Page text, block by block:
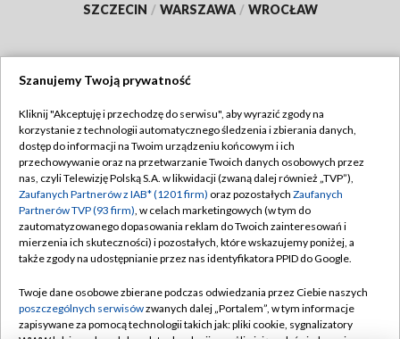
SZCZECIN / WARSZAWA / WROCŁAW
TVP
Abonament TVP
Emisja w TVP
Centrum informacji TVP
Naziemna Telewizja Cyfrowa
Rada Programowa
System NOS
Regulamin TVP
Polityka prywatności
Moje zgody
Pomoc
Kontakt
Szanujemy Twoją prywatność
Kliknij "Akceptuję i przechodzę do serwisu", aby wyrazić zgody na
korzystanie z technologii automatycznego śledzenia i zbierania danych,
dostęp do informacji na Twoim urządzeniu końcowym i ich
przechowywanie oraz na przetwarzanie Twoich danych osobowych przez
nas, czyli Telewizję Polską S.A. w likwidacji (zwaną dalej również „TVP”),
Zaufanych Partnerów z IAB* (1201 firm) oraz pozostałych Zaufanych
Partnerów TVP (93 firm), w celach marketingowych (w tym do
zautomatyzowanego dopasowania reklam do Twoich zainteresowań i
mierzenia ich skuteczności) i pozostałych, które wskazujemy poniżej, a
także zgody na udostępnianie przez nas identyfikatora PPID do Google.
Twoje dane osobowe zbierane podczas odwiedzania przez Ciebie naszych
poszczególnych serwisówzwanych dalej „Portalem”, w tym informacje
zapisywane za pomocą technologii takich jak: pliki cookie, sygnalizatory